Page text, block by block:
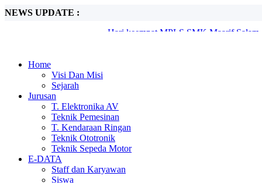
NEWS UPDATE :
Hari Kedua MPLS SMK Maarif Salam,
Hari terakhir rangkaian MPLS SMK
Hari keempat MPLS SMK Maarif Salam,
Home
Visi Dan Misi
Sejarah
Jurusan
T. Elektronika AV
Teknik Pemesinan
T. Kendaraan Ringan
Teknik Ototronik
Teknik Sepeda Motor
E-DATA
Staff dan Karyawan
Siswa